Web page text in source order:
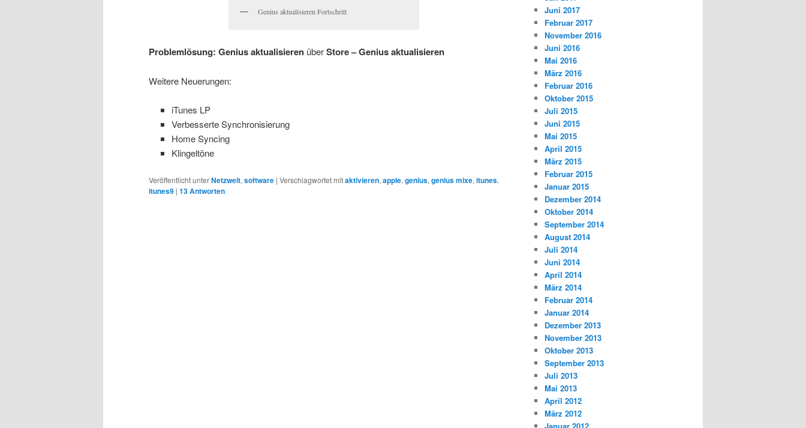
Genius aktualisieren Fortschritt
Problemlösung: Genius aktualisieren überStore – Genius aktualisieren
Weitere Neuerungen:
iTunes LP
Verbesserte Synchronisierung
Home Syncing
Klingeltöne
Veröffentlicht unterNetzwelt, software | Verschlagwortet mitaktivieren, apple, genius, genius mixe, itunes,
itunes9 | 13Antworten
Juni 2017
Februar 2017
November 2016
Juni 2016
Mai 2016
März 2016
Februar 2016
Oktober 2015
Juli 2015
Juni 2015
Mai 2015
April 2015
März 2015
Februar 2015
Januar 2015
Dezember 2014
Oktober 2014
September 2014
August 2014
Juli 2014
Juni 2014
April 2014
März 2014
Februar 2014
Januar 2014
Dezember 2013
November 2013
Oktober 2013
September 2013
Juli 2013
Mai 2013
April 2012
März 2012